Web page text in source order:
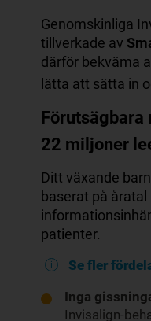
Genomskinliga
tillverkade av
därför bekväma
lätta att sätta in
22 miljoner
Ditt växande
baserat på
patienter.
Se fler
Inga
Invisalign-